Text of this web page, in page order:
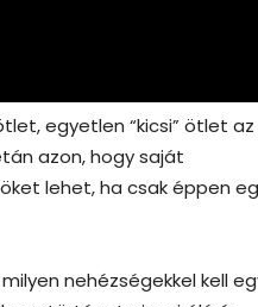
egyetlen “kicsi” ötlet az
azon, hogy saját
lehet, ha csak éppen
nehézségekkel kell